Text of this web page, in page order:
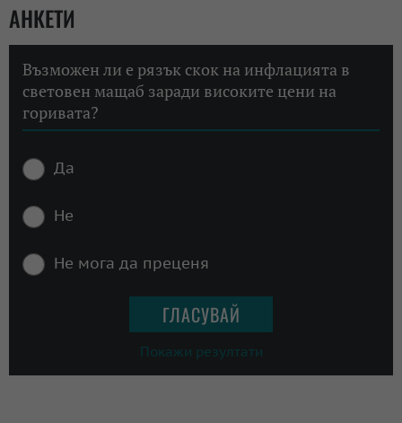
АНКЕТИ
Възможен ли е рязък скок на инфлацията в
световен мащаб заради високите цени на
горивата?
Да
Не
Не мога да преценя
Покажи резултати